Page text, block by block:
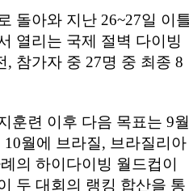
돌아와 지난 26~27일 이
열리는 국제 절벽 다이빙
, 참가자 중 27명 중 최종 8
훈련 이후 다음 목표는 9월
10월에 브라질, 브라질리아
의 하이다이빙 월드컵이
두 대회의 랭킹 합산을 통